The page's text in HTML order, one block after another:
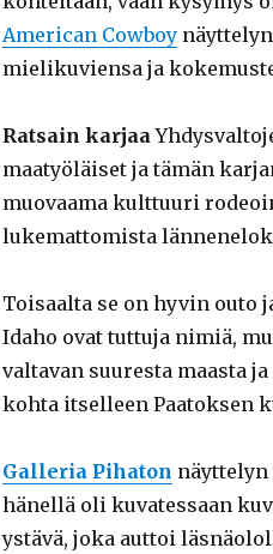
American Cowboynäyttelyn
mielikuviensa ja
Ratsain karjaa
maatyöläiset ja tämän
muovaama kulttuuri
lukemattomista
Toisaalta se on hyvin outo
Idaho ovat tuttuja nimiä,
valtavan suuresta maasta
kohta itselleen Paatoksen
Galleria Pihaton näyttelyn
hänellä oli kuvatessaan
ystävä, joka auttoi